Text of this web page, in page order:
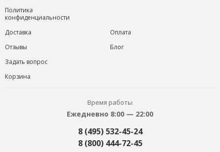
Политика
конфиденциальности
Доставка
Отзывы
Задать вопрос
Корзина
Оплата
Блог
Время работы
Ежедневно 8:00 — 22:00
8 (495) 532-45-24
8 (800) 444-72-45